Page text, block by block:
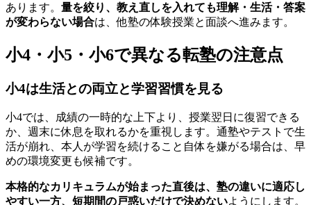
あります。 量を絞り、教え直しを入れても理解・生活・答案
が変わらない場合は、他塾の体験授業と面談へ進みます。
小4・小5・小6で異なる転塾の注意点
小4は生活との両立と学習習慣を見る
小4では、成績の一時的な上下より、授業翌日に復習できる
か、週末に休息を取れるかを重視します。通塾やテストで生
活が崩れ、本人が学習を続けること自体を嫌がる場合は、早
めの環境変更も候補です。
本格的なカリキュラムが始まった直後は、塾の違いに適応し
やすい一方、短期間の戸惑いだけで決めないようにします。